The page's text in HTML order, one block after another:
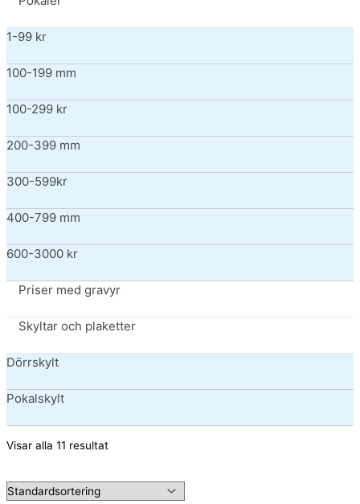
1-99 kr
100-199 mm
100-299 kr
200-399 mm
300-599kr
400-799 mm
600-3000 kr
Priser med gravyr
Skyltar och plaketter
Dörrskylt
Pokalskylt
Visar alla 11 resultat